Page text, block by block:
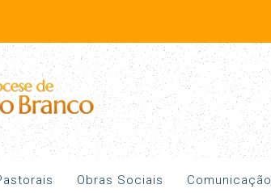
Obras Sociais Comunicação